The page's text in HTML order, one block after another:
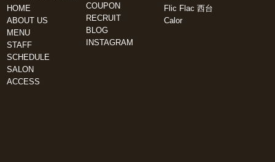
HOME
ABOUT US
MENU
STAFF
SCHEDULE
SALON
ACCESS
COUPON
RECRUIT
BLOG
INSTAGRAM
Flic Flac 西台
Calor